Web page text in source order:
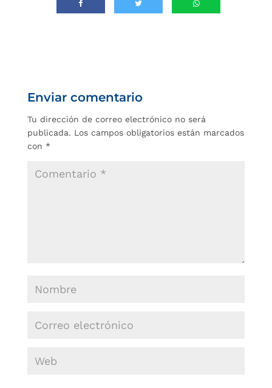
Enviar comentario
Tu dirección de correo electrónico no será
publicada. Los campos obligatorios están marcados
con *